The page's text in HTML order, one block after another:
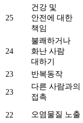
25
건강 및
안전에 대한
책임
24
불쾌하거나
화난 사람
대하기
23 반복동작
23
다른 사람과의
접촉
22 오염물질 노출